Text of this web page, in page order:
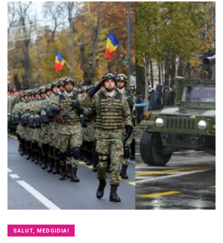
SALUT, MEDGIDIA!